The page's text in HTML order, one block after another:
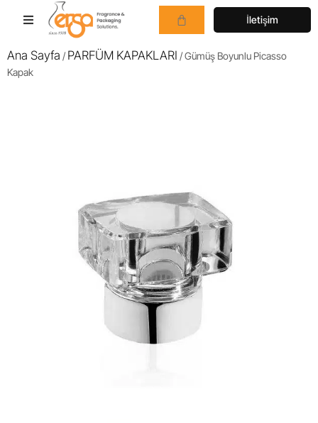
İletişim
Ana Sayfa /PARFÜM KAPAKLARI / Gümüş Boyunlu Picasso
Kapak